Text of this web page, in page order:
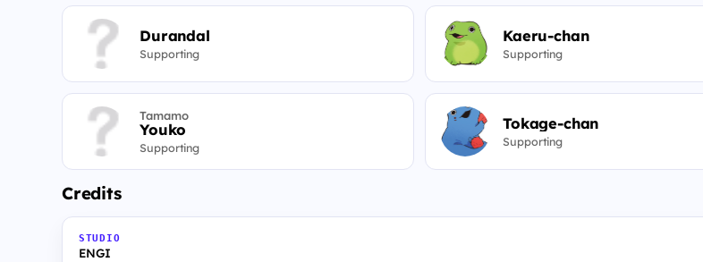
Durandal
Supporting
Kaeru-chan
Supporting
Tamamo
Youko
Supporting
Tokage-chan
Supporting
Credits
STUDIO
ENGI